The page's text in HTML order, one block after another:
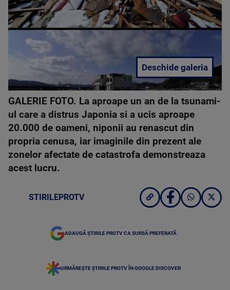
Deschide galeria
GALERIE FOTO. La aproape un an de la tsunami-
ul care a distrus Japonia si a ucis aproape
20.000 de oameni, niponii au renascut din
propria cenusa, iar imaginile din prezent ale
zonelor afectate de catastrofa demonstreaza
acest lucru.
STIRILEPROTV
ADAUGĂ ȘTIRILE PROTV CA SURSĂ PREFERATĂ
URMĂREȘTE ȘTIRILE PROTV ÎN GOOGLE DISCOVER